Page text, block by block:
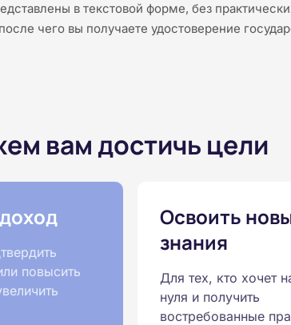
в текстовой форме, без
чего вы получаете удостоверение
вам достичь цели
повысить
Освоить
знания
Для тех, кто хочет
нуля и получить
востребованные